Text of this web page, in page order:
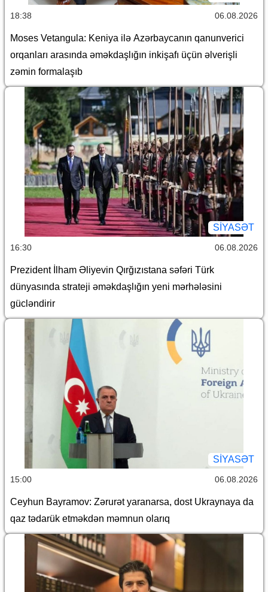
18:38 06.08.2026
Moses Vetangula: Keniya ilə Azərbaycanın qanunverici
orqanları arasında əməkdaşlığın inkişafı üçün əlverişli
zəmin formalaşıb
SİYASƏT
16:30 06.08.2026
Prezident İlham Əliyevin Qırğızıstana səfəri Türk
dünyasında strateji əməkdaşlığın yeni mərhələsini
gücləndirir
SİYASƏT
15:00 06.08.2026
Ceyhun Bayramov: Zərurət yaranarsa, dost Ukraynaya da
qaz tədarük etməkdən məmnun olarıq